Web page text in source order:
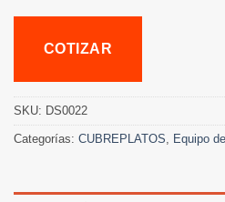
COTIZAR
SKU: DS0022
Categorías: CUBREPLATOS, Equipo